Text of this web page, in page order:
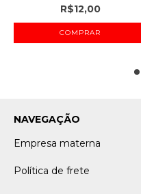
R$12,00
NAVEGAÇÃO
Empresa materna
Política de frete